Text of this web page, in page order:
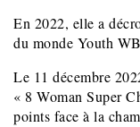
En 2022, elle a
du monde Youth
Le 11 décembre
« 8 Woman Super
points face à la